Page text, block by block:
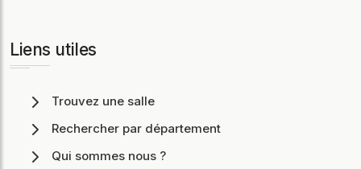
Liens utiles
Trouvez une salle
Rechercher par département
Qui sommes nous ?